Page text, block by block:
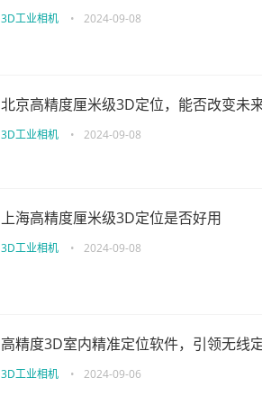
3D工业相机 • 2024-09-08
北京高精度厘米级3D定位，能否改变未
3D工业相机 • 2024-09-08
上海高精度厘米级3D定位是否好用
3D工业相机 • 2024-09-08
高精度3D室内精准定位软件，引领无线
3D工业相机 • 2024-09-06